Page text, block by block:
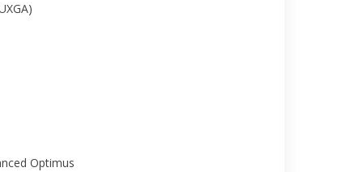
Optimus